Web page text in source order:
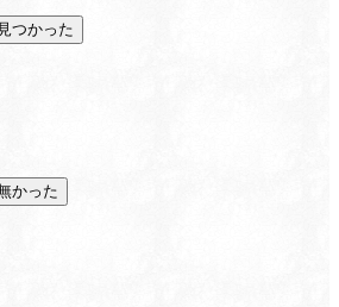
つかった
かった